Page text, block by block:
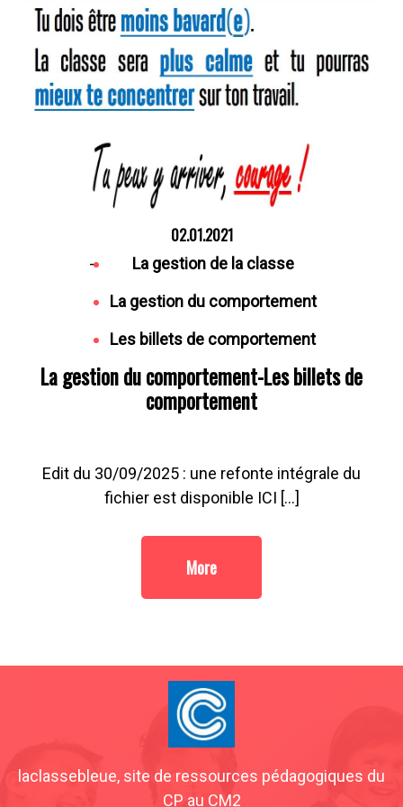
02.01.2021
-
La gestion de la classe
La gestion du comportement
Les billets de comportement
La gestion du comportement-Les billets de
comportement
Edit du 30/09/2025 : une refonte intégrale du
fichier est disponible ICI […]
More
laclassebleue, site de ressources pédagogiques du
CP au CM2